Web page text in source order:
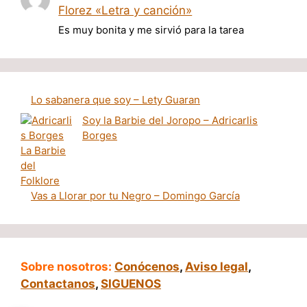
Florez «Letra y canción»
Es muy bonita y me sirvió para la tarea
Lo sabanera que soy – Lety Guaran
Soy la Barbie del Joropo – Adricarlis
Borges
Vas a Llorar por tu Negro – Domingo García
Sobre nosotros: Conócenos, Aviso legal,
Contactanos, SIGUENOS